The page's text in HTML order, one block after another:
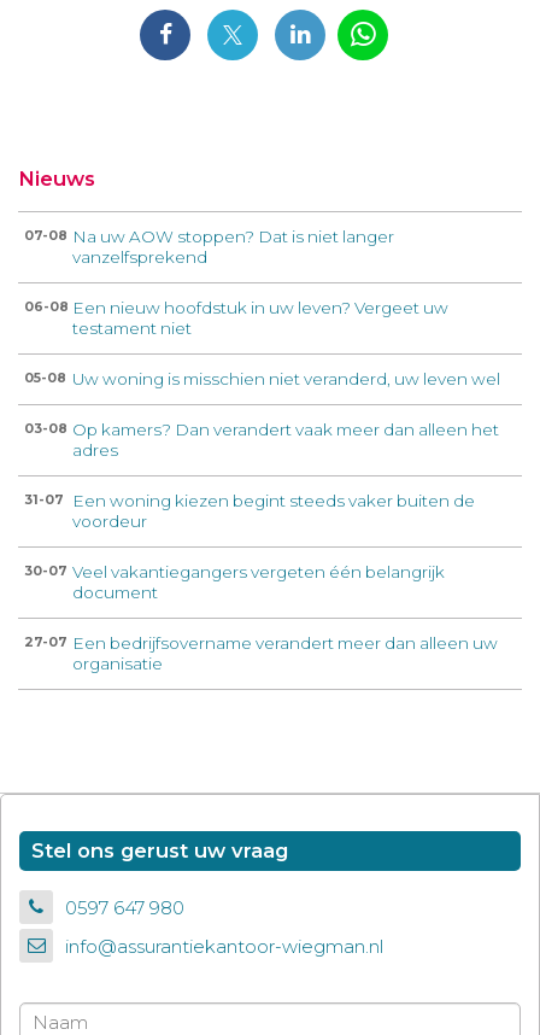
Nieuws
07-08 Na uw AOW stoppen? Dat is niet langer
vanzelfsprekend
06-08 Een nieuw hoofdstuk in uw leven? Vergeet uw
testament niet
05-08 Uw woning is misschien niet veranderd, uw leven wel
03-08 Op kamers? Dan verandert vaak meer dan alleen het
adres
31-07
Een woning kiezen begint steeds vaker buiten de
voordeur
30-07 Veel vakantiegangers vergeten één belangrijk
document
27-07 Een bedrijfsovername verandert meer dan alleen uw
organisatie
Stel ons gerust uw vraag
0597 647 980
info@assurantiekantoor-wiegman.nl